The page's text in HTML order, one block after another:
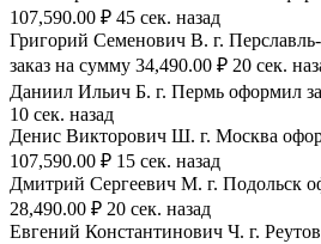
107,590.00 ₽ 45 сек. назад
Григорий Семенович В. г.
заказ на сумму 34,490.00 ₽ 20 сек.
Даниил Ильич Б. г. Пермь оформил
10 сек. назад
Денис Викторович Ш. г. Москва
107,590.00 ₽ 15 сек. назад
Дмитрий Сергеевич М. г. Подольск
28,490.00 ₽ 20 сек. назад
Евгений Константинович Ч. г.